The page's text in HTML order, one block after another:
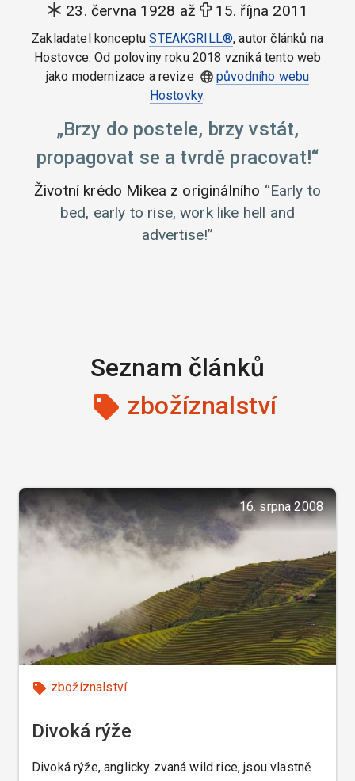
23. června 1928 až 15. října 2011
Zakladatel konceptuSTEAKGRILL®, autor článků na
Hostovce. Od poloviny roku 2018 vzniká tento web
jako modernizace a revize
původního webu
Hostovky.
Brzy do postele, brzy vstát,
propagovat se a tvrdě pracovat!
Životní krédo Mikea z originálního Early to
bed, early to rise, work like hell and
advertise!
Seznam článků
zbožíznalství
16. srpna 2008
zbožíznalství
Divoká rýže
Divoká rýže, anglicky zvaná wild rice, jsou vlastně